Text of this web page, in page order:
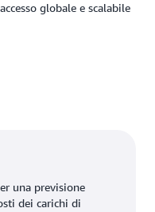
globale e scalabile
una previsione
dei carichi di